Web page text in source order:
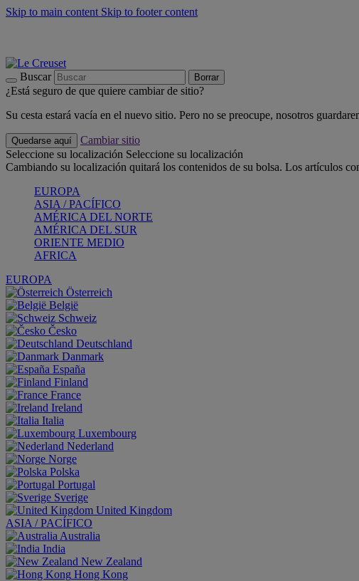
Skip to main content Skip to footer content
Buscar Borrar
¿Está seguro de que quiere cambiar de sitio?
Su cesta estará vacía en el nuevo sitio. Pero no se preocupe, nosotros
Quedarse aquí
Cambiar sitio
Seleccione su localización Seleccione su localización
Cambiando su localización quitará los contenidos de su bolsa. Los artículos
EUROPA
ASIA / PACÍFICO
AMÉRICA DEL NORTE
AMÉRICA DEL SUR
ORIENTE MEDIO
AFRICA
EUROPA
Österreich
België
Schweiz
Česko
Deutschland
Danmark
España
Finland
France
Ireland
Italia
Luxembourg
Nederland
Norge
Polska
Portugal
Sverige
United Kingdom
ASIA / PACÍFICO
Australia
India
New Zealand
Hong Kong